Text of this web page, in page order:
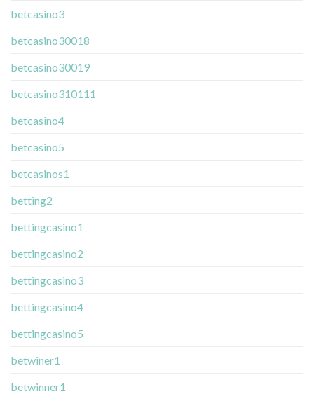
betcasino3
betcasino30018
betcasino30019
betcasino310111
betcasino4
betcasino5
betcasinos1
betting2
bettingcasino1
bettingcasino2
bettingcasino3
bettingcasino4
bettingcasino5
betwiner1
betwinner1